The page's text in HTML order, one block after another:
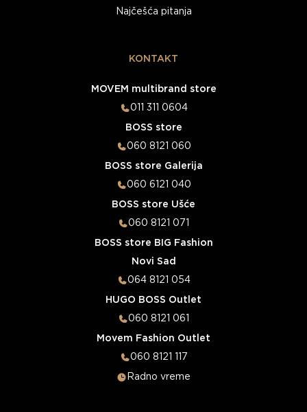
Najčešća pitanja
KONTAKT
MOVEM multibrand store
011 311 0604
BOSS store
060 8121 060
BOSS store Galerija
060 6121 040
BOSS store Ušće
060 8121 071
BOSS store BIG Fashion
Novi Sad
064 8121 054
HUGO BOSS Outlet
060 8121 061
Movem Fashion Outlet
060 8121 117
Radno vreme